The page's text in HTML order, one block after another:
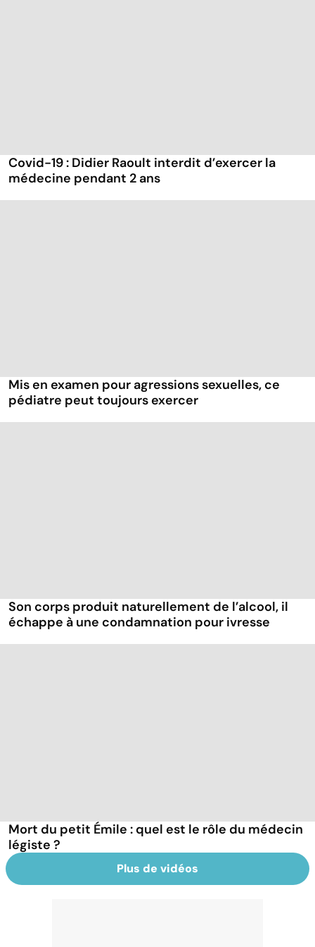
Covid-19 : Didier Raoult interdit d’exercer la
médecine pendant 2 ans
Mis en examen pour agressions sexuelles, ce
pédiatre peut toujours exercer
Son corps produit naturellement de l’alcool, il
échappe à une condamnation pour ivresse
Mort du petit Émile : quel est le rôle du médecin
légiste ?
Plus de vidéos